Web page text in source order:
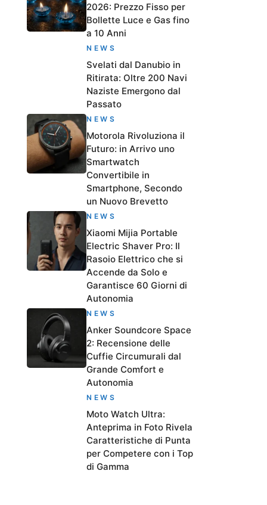
2026: Prezzo Fisso per
Bollette Luce e Gas fino
a 10 Anni
NEWS
Svelati dal Danubio in
Ritirata: Oltre 200 Navi
Naziste Emergono dal
Passato
NEWS
Motorola Rivoluziona il
Futuro: in Arrivo uno
Smartwatch
Convertibile in
Smartphone, Secondo
un Nuovo Brevetto
NEWS
Xiaomi Mijia Portable
Electric Shaver Pro: Il
Rasoio Elettrico che si
Accende da Solo e
Garantisce 60 Giorni di
Autonomia
NEWS
Anker Soundcore Space
2: Recensione delle
Cuffie Circumurali dal
Grande Comfort e
Autonomia
NEWS
Moto Watch Ultra:
Anteprima in Foto Rivela
Caratteristiche di Punta
per Competere con i Top
di Gamma